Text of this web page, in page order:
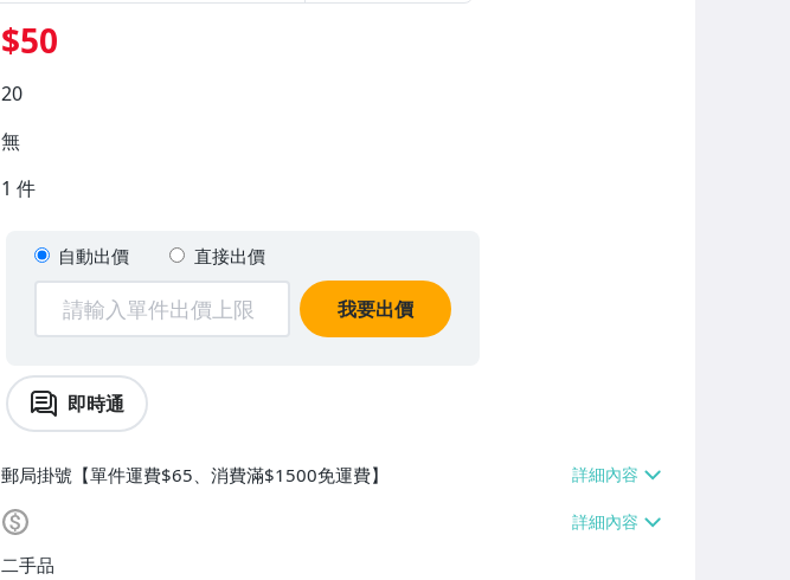
$50
20
無
1 件
自動出價 直接出價
我要出價
即時通
郵局掛號【單件運費$65、消費滿$1500免運費】
二手品